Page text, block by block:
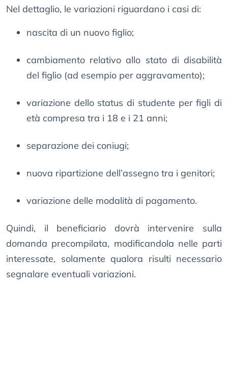
Nel dettaglio, le variazioni riguardano i casi di:
nascita di un nuovo figlio;
cambiamento relativo allo stato di disabilità
del figlio (ad esempio per aggravamento);
variazione dello status di studente per figli di
età compresa tra i 18 e i 21 anni;
separazione dei coniugi;
nuova ripartizione dell’assegno tra i genitori;
variazione delle modalità di pagamento.
Quindi, il beneficiario dovrà intervenire sulla
domanda precompilata, modificandola nelle parti
interessate, solamente qualora risulti necessario
segnalare eventuali variazioni.